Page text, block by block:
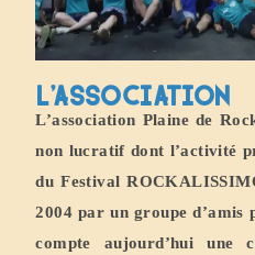
L'association
L’association Plaine de
non lucratif dont l’activité
du Festival
2004 par un groupe d’amis
compte aujourd’hui une